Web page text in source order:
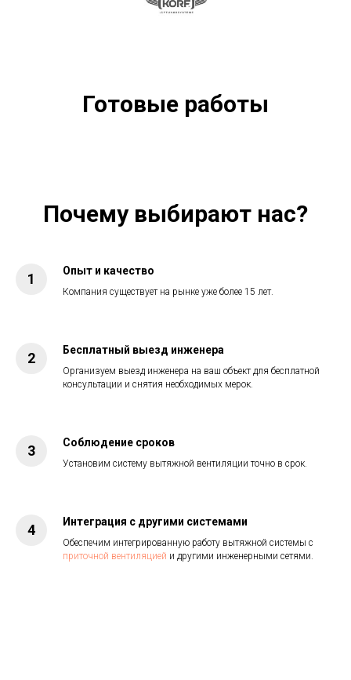
Готовые работы
Почему выбирают нас?
Опыт и качество
Компания существует на рынке уже более 15 лет.
Бесплатный выезд инженера
Организуем выезд инженера на ваш объект для бесплатной
консультации и снятия необходимых мерок.
Соблюдение сроков
Установим систему вытяжной вентиляции точно в срок.
Интеграция с другими системами
Обеспечим интегрированную работу вытяжной системы с
приточной вентиляцией и другими инженерными сетями.